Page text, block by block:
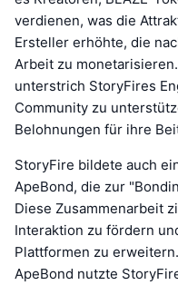
verdienen, was die
Ersteller erhöhte, die
Arbeit zu
unterstrich StoryFires
Community zu
Belohnungen für ihre
StoryFire bildete auch
ApeBond, die zur
Diese Zusammenarbeit
Interaktion zu fördern
Plattformen zu
ApeBond nutzte